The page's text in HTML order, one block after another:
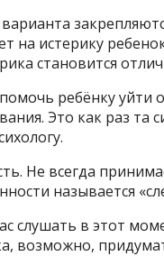
на истерику
становится
ребёнку уйти
Это как раз та
Не всегда
называется
слушать в этот
возможно,